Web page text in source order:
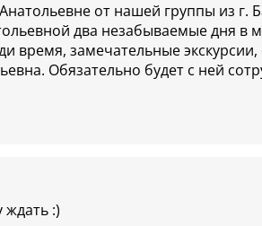
от нашей группы из г.
два незабываемые дня в
время, замечательные
Обязательно будет с ней
ждать :)